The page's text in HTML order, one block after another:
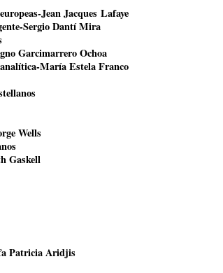
Jean Jacques Lafaye
Sergio Dantí Mira
Garcimarrero Ochoa
María Estela Franco
Wells
Gaskell
Patricia Aridjis